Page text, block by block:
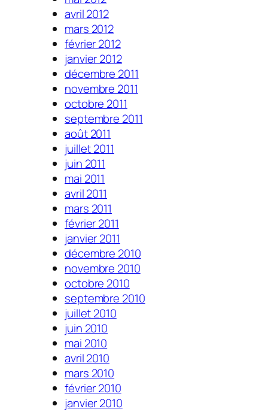
avril 2012
mars 2012
février 2012
janvier 2012
décembre 2011
novembre 2011
octobre 2011
septembre 2011
août 2011
juillet 2011
juin 2011
mai 2011
avril 2011
mars 2011
février 2011
janvier 2011
décembre 2010
novembre 2010
octobre 2010
septembre 2010
juillet 2010
juin 2010
mai 2010
avril 2010
mars 2010
février 2010
janvier 2010